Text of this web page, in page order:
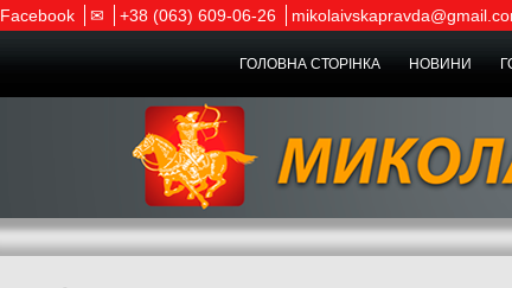
Facebook ✉ +38 (063) 609-06-26
ГОЛОВНА СТОРІНКА НОВИНИ